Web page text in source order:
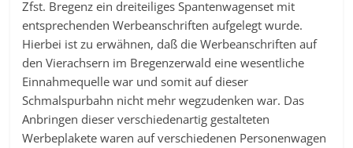
Zfst. Bregenz ein dreiteiliges Spantenwagenset mit
entsprechenden Werbeanschriften aufgelegt wurde.
Hierbei ist zu erwähnen, daß die Werbeanschriften auf
den Vierachsern im Bregenzerwald eine wesentliche
Einnahmequelle war und somit auf dieser
Schmalspurbahn nicht mehr wegzudenken war. Das
Anbringen dieser verschiedenartig gestalteten
Werbeplakete waren auf verschiedenen Personenwagen